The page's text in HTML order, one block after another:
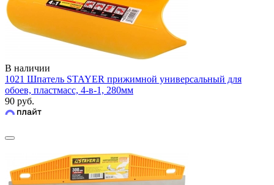
В наличии
1021 Шпатель STAYER прижимной универсальный для
обоев, пластмасс, 4-в-1, 280мм
90 руб.